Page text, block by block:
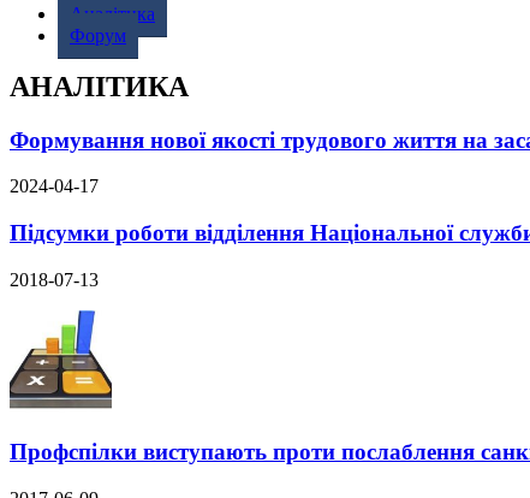
Аналітика
Форум
АНАЛІТИКА
Формування нової якості трудового життя на
2024-04-17
Підсумки роботи відділення Національної
2018-07-13
Профспілки виступають проти послаблення